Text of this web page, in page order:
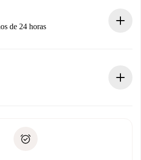
de 24 horas
te haremos ningún cargo y te
ningún problema.